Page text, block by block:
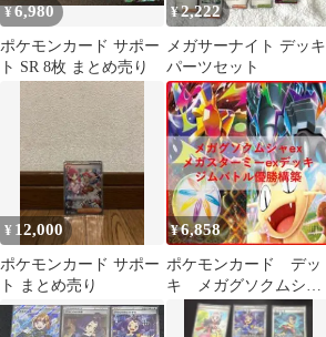
¥6,980
ポケモンカード サポー
ト SR 8枚 まとめ売り
¥2,222
メガサーナイト デッキ
パーツセット
¥ 12,000
ポケモンカード サポー
ト まとめ売り
¥6,858
ポケモンカード デッ
キ メガグソクムシャ
ex メガスターミー
[05239]